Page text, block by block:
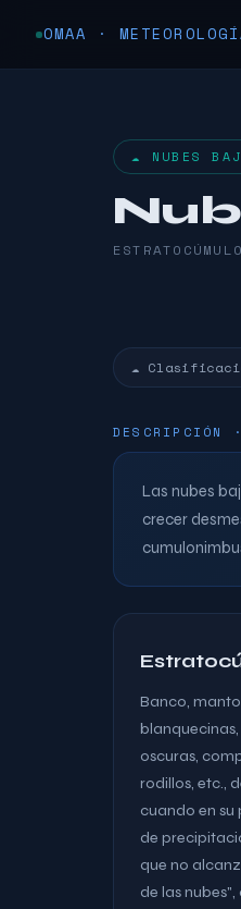
OMAA ·
☁️ NUBES
☁️
DESCRIPCIÓN
Las nubes
crecer
Banco,
oscuras,
rodillos, etc.,
cuando en su
de
que no
de las